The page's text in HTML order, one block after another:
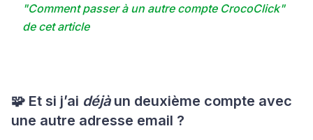
"Comment passer à un autre compte CrocoClick"
de cet article
🧩 Et si j’ai déjàun deuxième compte avec
une autre adresse email ?